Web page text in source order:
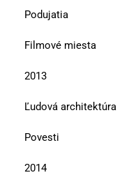
Podujatia
Filmové miesta
2013
Ľudová architektúra
Povesti
2014